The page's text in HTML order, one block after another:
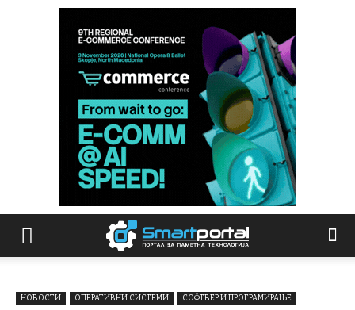
НОВОСТИ ОПЕРАТИВНИ СИСТЕМИ СОФТВЕР И ПРОГРАМИРАЊЕ